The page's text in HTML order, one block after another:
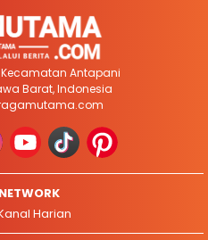
Antapani
Barat, Indonesia
Harian